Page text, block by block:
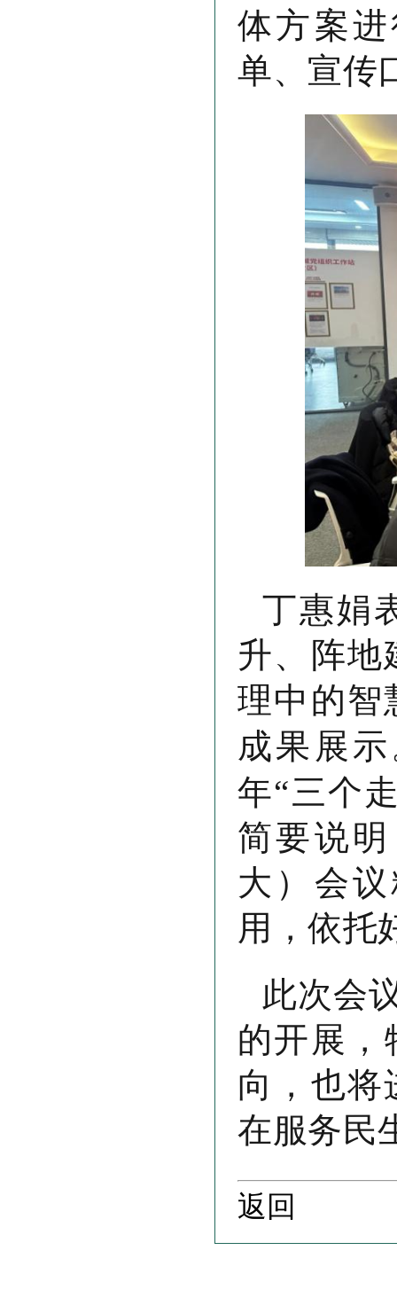
体方案
单、宣传
丁惠娟
升、阵地
理中的智
成果展
年“三个
简要说
大）会
用，依托
此次会
的开展，
向，也将
在服务民
返回